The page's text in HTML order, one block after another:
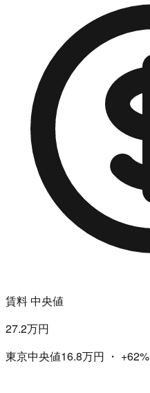
賃料 中央値
27.2万円
東京中央値16.8万円 ・ +62%